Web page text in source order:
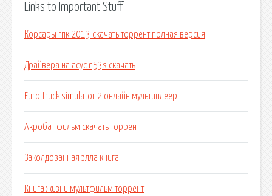
Links to Important Stuff
Корсары гпк 2013 скачать торрент полная версия
Драйвера на асус n53s скачать
Euro truck simulator 2 онлайн мультиплеер
Акробат фильм скачать торрент
Заколдованная элла книга
Книга жизни мультфильм торрент